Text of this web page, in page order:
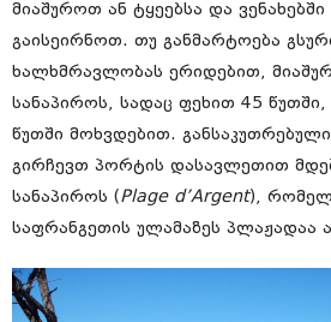
მიაშუროთ ან ტყეებსა და
გაისეირნოთ. თუ განმარტოება
ხალხმრავლობას ერიდებით,
სანაპიროს, სადაც ფეხით 45
წუთში მოხვდებით.
გირჩევთ პორტის დასავლეთით
სანაპიროს ( Plage d’Argent),
საფრანგეთის ულამაზეს პლაჟადაა